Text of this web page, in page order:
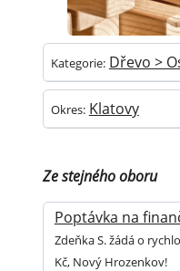
Kategorie: Dřevo >
Okres: Klatovy
Ze stejného oboru
Poptávka na
Zdeňka S. žádá o
Kč, Nový Hrozenkov!